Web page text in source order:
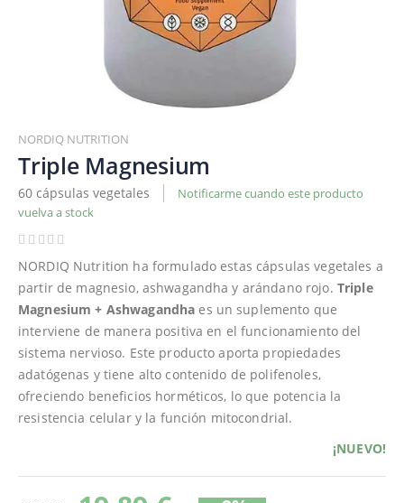
al
comienzo
de
la
galería
de
NORDIQ NUTRITION
Triple Magnesium
60 cápsulas vegetales
Notificarme cuando este producto
vuelva a stock
NORDIQ Nutrition ha formulado estas cápsulas vegetales a
partir de magnesio, ashwagandha y arándano rojo. Triple
Magnesium + Ashwagandha es un suplemento que
interviene de manera positiva en el funcionamiento del
sistema nervioso. Este producto aporta propiedades
adatógenas y tiene alto contenido de polifenoles,
ofreciendo beneficios horméticos, lo que potencia la
resistencia celular y la función mitocondrial.
¡NUEVO!